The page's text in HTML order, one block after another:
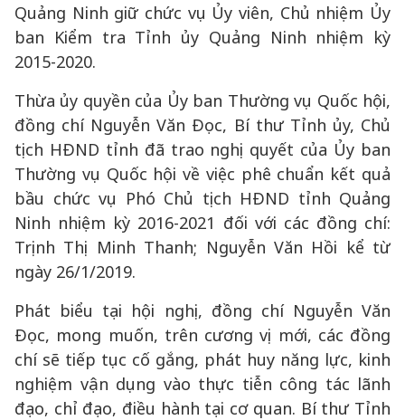
Quảng Ninh giữ chức vụ Ủy viên, Chủ nhiệm Ủy
ban Kiểm tra Tỉnh ủy Quảng Ninh nhiệm kỳ
2015-2020.
Thừa ủy quyền của Ủy ban Thường vụ Quốc hội,
đồng chí Nguyễn Văn Đọc, Bí thư Tỉnh ủy, Chủ
tịch HĐND tỉnh đã trao nghị quyết của Ủy ban
Thường vụ Quốc hội về việc phê chuẩn kết quả
bầu chức vụ Phó Chủ tịch HĐND tỉnh Quảng
Ninh nhiệm kỳ 2016-2021 đối với các đồng chí:
Trịnh Thị Minh Thanh; Nguyễn Văn Hồi kể từ
ngày 26/1/2019.
Phát biểu tại hội nghị, đồng chí Nguyễn Văn
Đọc, mong muốn, trên cương vị mới, các đồng
chí sẽ tiếp tục cố gắng, phát huy năng lực, kinh
nghiệm vận dụng vào thực tiễn công tác lãnh
đạo, chỉ đạo, điều hành tại cơ quan. Bí thư Tỉnh